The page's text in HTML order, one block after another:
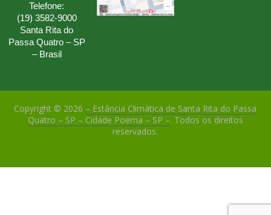
Telefone:
(19) 3582-9000
Santa Rita do
Passa Quatro – SP
– Brasil
Copyright © 2026 – Estância Climática de Santa Rita do Passa
Quatro – SP – Cidade Poema – SP –. Todos os direitos
reservados.